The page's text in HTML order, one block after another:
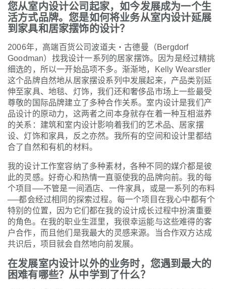
您从室内设计公司起家，如今发展成为一个生
活方式品牌。您是如何将业务从室内设计延展
到家具和居家摆饰的设计？
2006年，高端百货公司波道夫‧古德曼（Bergdorf
Goodman）找我设计一系列的居家摆饰。因为是经过精挑
细选的，所以一开始品项不多。渐渐地，Kelly Wearstler
这个品牌自然地从居家摆设系列中发展起来，产品类别延
伸至家具、地毯、灯饰，我们还和奢侈品市场上一些最受
尊敬的国际品牌建立了多种合作关系。室内设计是我们产
品设计的原动力，这两者之间本身就存在着一种互相滋养
的关系：建筑和室内设计影响着我们的艺术品、居家摆
设、灯饰和家具，反之亦然。我所有的空间和设计里都结
合了自然和有机的材料。
我的设计工作室容纳了多种素材，各种不同的媒介都是彼
此的灵感。好奇心和热情一直驱使我的品牌向前。我的每
个项目──不管是一间酒店、一件家具，或是一系列的布料
──都会经过相同的探索过程。每一个项目在我心中都有个
特别的位置，因为它们都在我的设计成长过程中扮演重要
的角色。在我的职业生涯里，我很幸运能与这些难得的客
户合作，而且他们是我最大的灵感来源。当合作双方达成
共识后，项目就会自然地向前发展。
在发展室内设计以外的业务时，您遇到最大的
困难有哪些？从中学到了什么？